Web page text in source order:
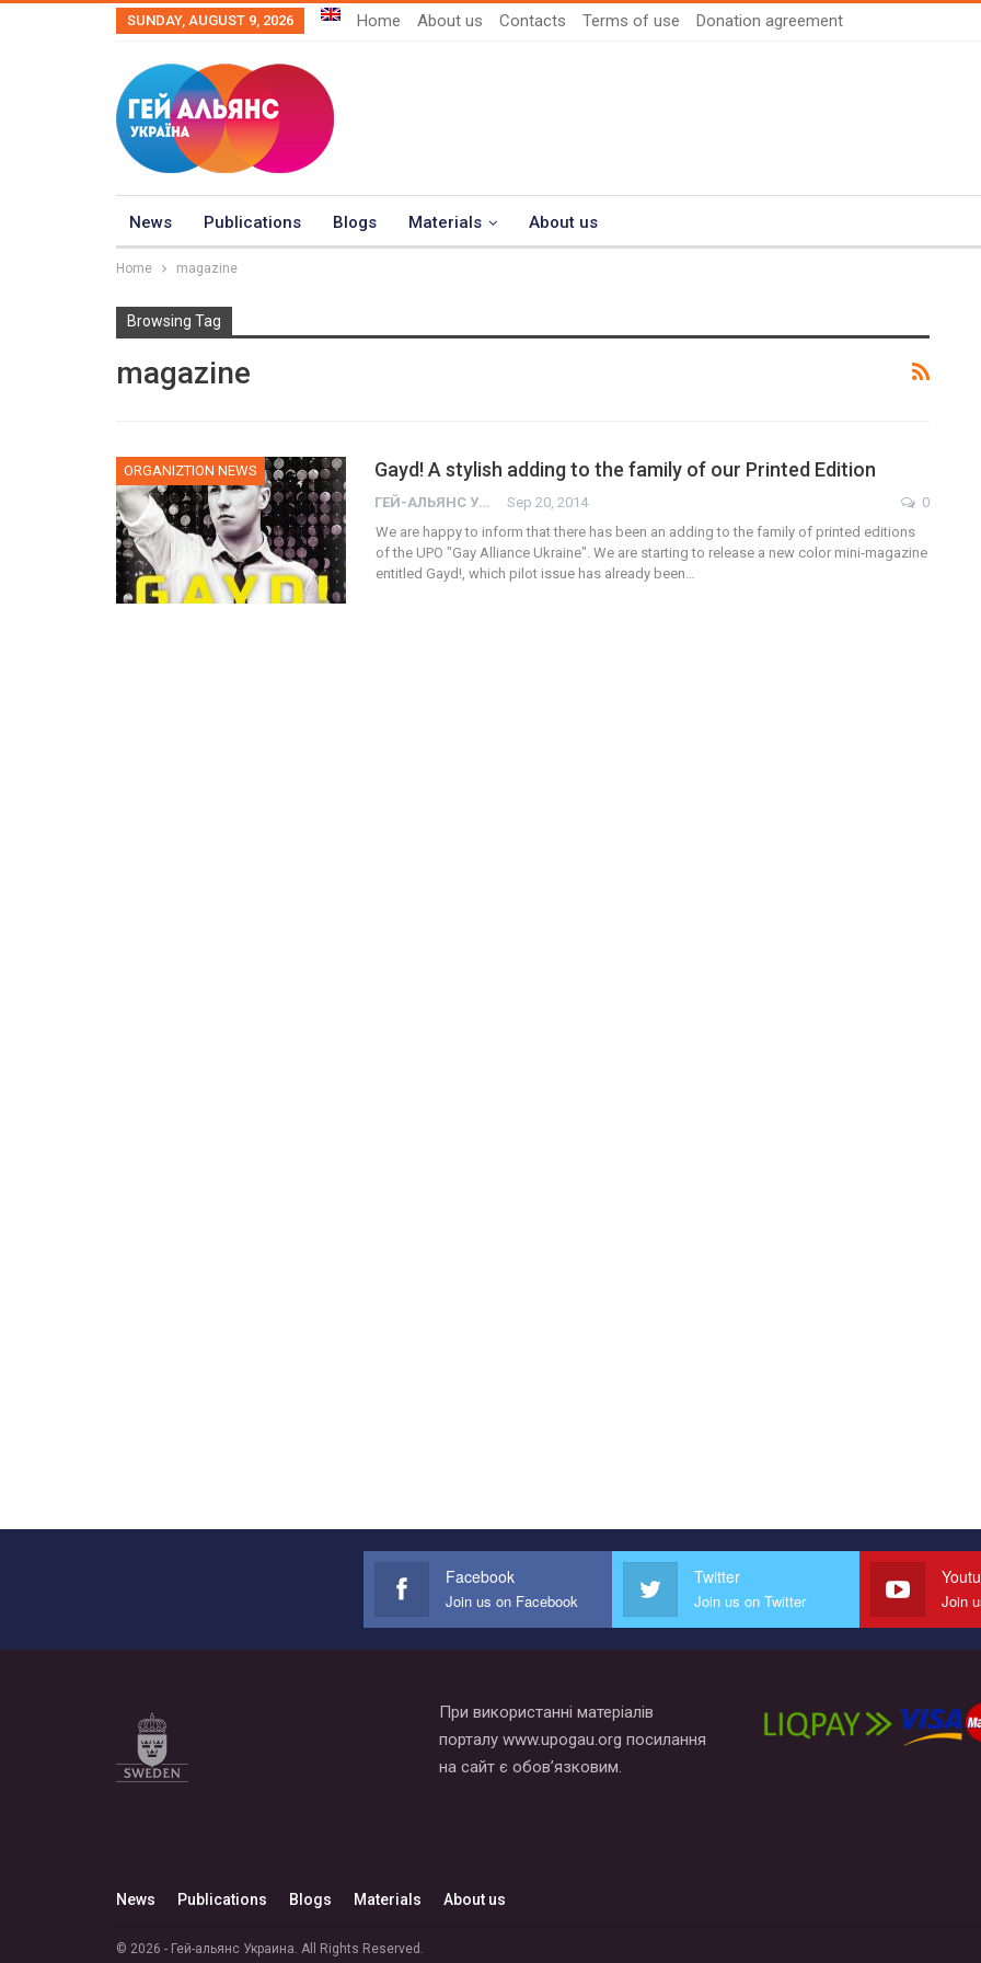
SUNDAY, AUGUST 9, 2026 Home About us Contacts Terms of use Donation agreement
News Publications Blogs Materials About us
Home magazine
Browsing Tag
magazine
ORGANIZTION NEWS Gayd! A stylish adding to the family of our Printed Edition
ГЕЙ-АЛЬЯНС УКРАИНА Sep 20, 2014
0
We are happy to inform that there has been an adding to the family of printed editions
of the UPO "Gay Alliance Ukraine". We are starting to release a new color mini-magazine
entitled Gayd!, which pilot issue has already been…
Facebook
Join us on Facebook
Twitter
Join us on Twitter Join
При використанні матеріалів
порталу www.upogau.org посилання
на сайт є обов’язковим.
News Publications Blogs Materials About us
© 2026 - Гей-альянс Украина. All Rights Reserved.